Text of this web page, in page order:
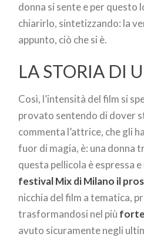
donna si sente e per questo
chiarirlo, sintetizzando: la
appunto, ciò che si è.
LA STORIA DI
Così, l’intensità del film si
provato sentendo di dover
commenta l’attrice, che gli
fuor di magia, è: una donna
questa pellicola è espressa
festival Mix di Milano il
nicchia del film a tematica,
trasformandosi nel più
avuto sicuramente negli